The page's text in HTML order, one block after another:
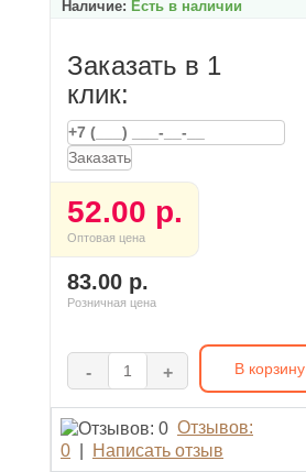
Наличие: Есть в наличии
Заказать в 1
клик:
Заказать
52.00 р.
Оптовая цена
83.00 р.
Розничная цена
- + В корзину
Отзывов:
0
Написать отзыв